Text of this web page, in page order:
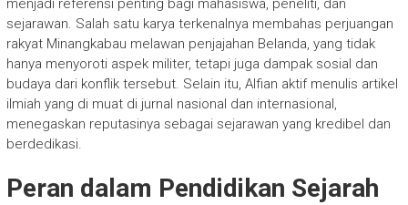
menjadi referensi penting bagi mahasiswa, peneliti, dan
sejarawan. Salah satu karya terkenalnya membahas perjuangan
rakyat Minangkabau melawan penjajahan Belanda, yang tidak
hanya menyoroti aspek militer, tetapi juga dampak sosial dan
budaya dari konflik tersebut. Selain itu, Alfian aktif menulis artikel
ilmiah yang di muat di jurnal nasional dan internasional,
menegaskan reputasinya sebagai sejarawan yang kredibel dan
berdedikasi.
Peran dalam Pendidikan Sejarah